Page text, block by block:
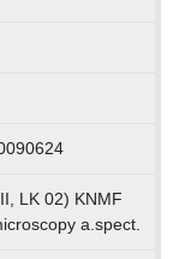
LK 02) KNMF
a.spect.